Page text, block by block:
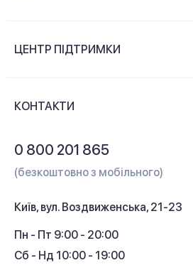
Контакти
ЦЕНТР ПІДТРИМКИ
Кешбек
КОНТАКТИ
0 800 201 865
(безкоштовно з мобільного)
Київ, вул. Воздвиженська, 21-23
Пн - Пт 9:00 - 20:00
Сб - Нд 10:00 - 19:00